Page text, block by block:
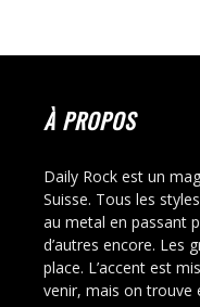
À PROPOS
Daily Rock est un
Suisse. Tous les
au metal en passant
d’autres encore. Les
place. L’accent est
venir, mais on trouve